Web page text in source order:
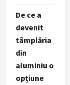
De ce a
devenit
tâmplăria
din
aluminiu o
opțiune